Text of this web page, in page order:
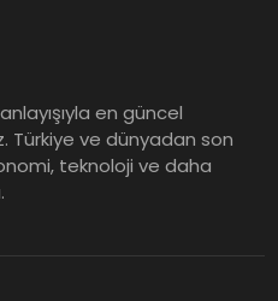
en güncel
Türkiye ve dünyadan son
teknoloji ve daha